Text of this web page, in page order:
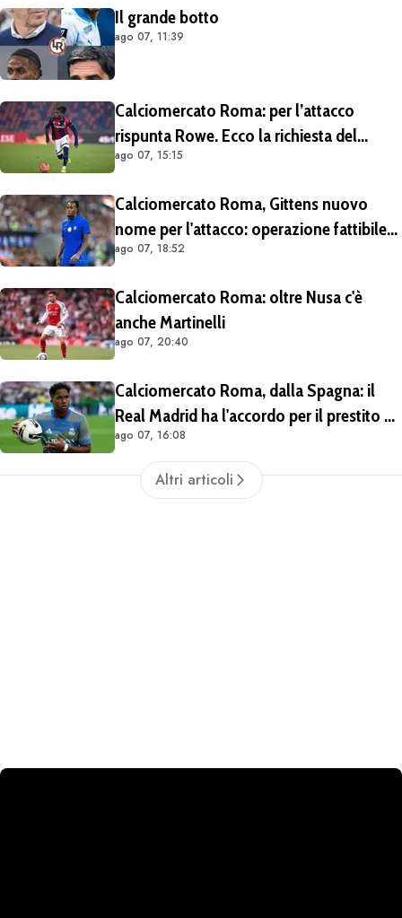
Il grande botto
ago 07, 11:39
Calciomercato Roma: per l’attacco
rispunta Rowe. Ecco la richiesta del
Bologna
ago 07, 15:15
Calciomercato Roma, Gittens nuovo
nome per l'attacco: operazione fattibile
solo in prestito
ago 07, 18:52
Calciomercato Roma: oltre Nusa c'è
anche Martinelli
ago 07, 20:40
Calciomercato Roma, dalla Spagna: il
Real Madrid ha l'accordo per il prestito di
Endrick in Premier League
ago 07, 16:08
Altri articoli